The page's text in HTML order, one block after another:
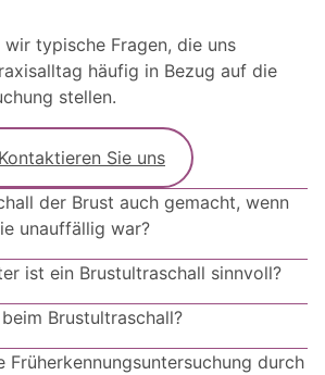
typische Fragen, die uns
häufig in Bezug auf die
stellen.
Kontaktieren Sie uns
der Brust auch gemacht, wenn
unauffällig war?
ist ein Brustultraschall sinnvoll?
Brustultraschall?
Früherkennungsuntersuchung durch